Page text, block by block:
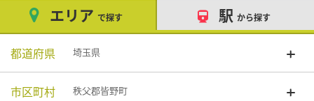
エリア で探す 駅 から探す
都道府県 埼玉県
市区町村 秩父郡皆野町